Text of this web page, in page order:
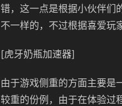
错，这一点是根据小伙伴们
不一样的，不过根据喜爱玩
[虎牙奶瓶加速器]
由于游戏侧重的方面主要是
较重的份例，由于在体验过